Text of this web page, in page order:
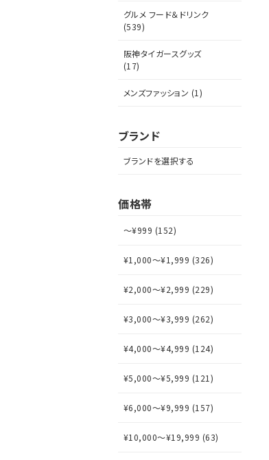
グルメ フード＆ドリンク
(539)
阪神タイガースグッズ
(17)
メンズファッション (1)
ブランド
ブランドを選択する
価格帯
～¥999 (152)
¥1,000～¥1,999 (326)
¥2,000～¥2,999 (229)
¥3,000～¥3,999 (262)
¥4,000～¥4,999 (124)
¥5,000～¥5,999 (121)
¥6,000～¥9,999 (157)
¥10,000～¥19,999 (63)